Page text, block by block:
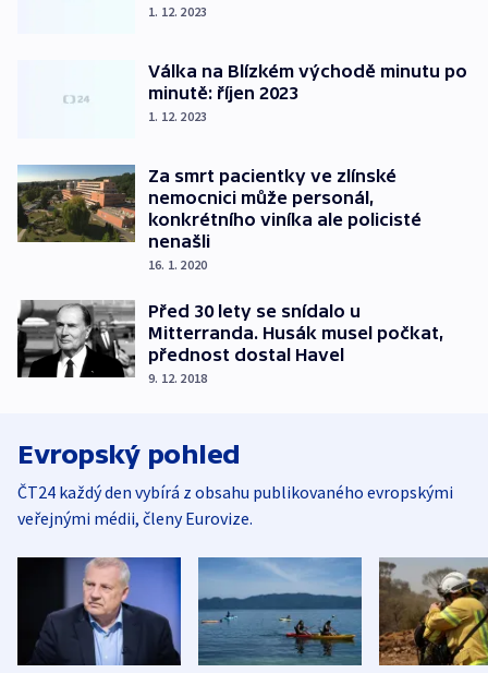
1. 12. 2023
Válka na Blízkém východě minutu po
minutě: říjen 2023
1. 12. 2023
Za smrt pacientky ve zlínské
nemocnici může personál,
konkrétního viníka ale policisté
nenašli
16. 1. 2020
Před 30 lety se snídalo u
Mitterranda. Husák musel počkat,
přednost dostal Havel
9. 12. 2018
Evropský pohled
ČT24 každý den vybírá z obsahu publikovaného evropskými
veřejnými médii, členy Eurovize.